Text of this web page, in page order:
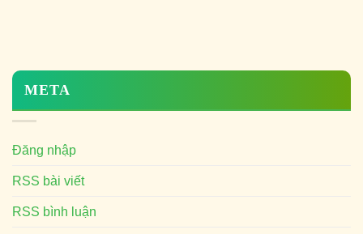
META
Đăng nhập
RSS bài viết
RSS bình luận